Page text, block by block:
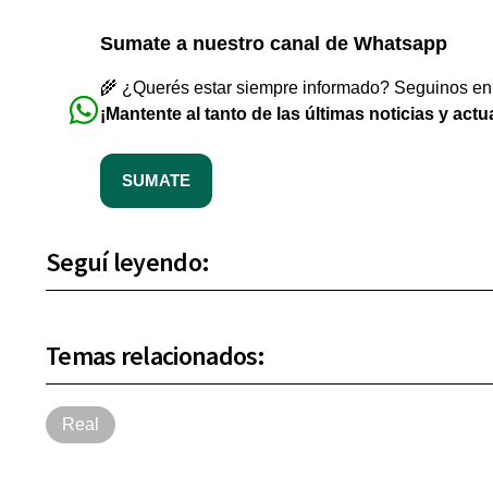
Sumate a nuestro canal de Whatsapp
🌾 ¿Querés estar siempre informado? Seguinos
¡Mantente al tanto de las últimas noticias y
SUMATE
Seguí leyendo:
Temas relacionados:
Real